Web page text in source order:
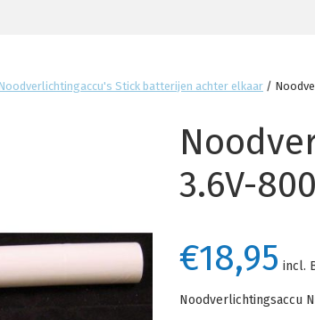
Stick batterijen achter elkaar /
3.6V-
€18,95 incl.
Noodverlichtingsaccu